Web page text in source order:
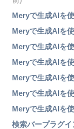
Meryで生成AIを
Meryで生成AIを
Meryで生成AIを
Meryで生成AIを
Meryで生成AIを
Meryで生成AIを
Meryで生成AIを
検索バープラグ